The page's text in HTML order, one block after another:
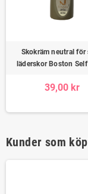
Skokräm neutral för
läderskor Boston
39,00 kr
Kunder som